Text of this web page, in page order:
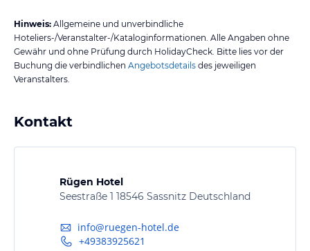
Hinweis: Allgemeine und unverbindliche
Hoteliers-/Veranstalter-/Kataloginformationen. Alle Angaben ohne
Gewähr und ohne Prüfung durch HolidayCheck. Bitte lies vor der
Buchung die verbindlichen Angebotsdetails des jeweiligen
Veranstalters.
Kontakt
Rügen Hotel
Seestraße 1 18546 Sassnitz Deutschland
info@ruegen-hotel.de
+49383925621